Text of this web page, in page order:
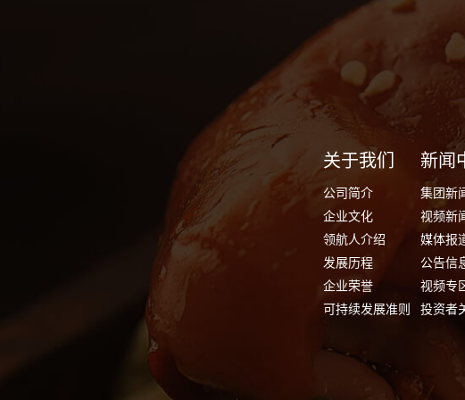
关于我们
公司简介
企业文化
领航人介绍
发展历程
企业荣誉
可持续发展准则
新闻
集团新
视频新
媒体报
公告信
视频专
投资者